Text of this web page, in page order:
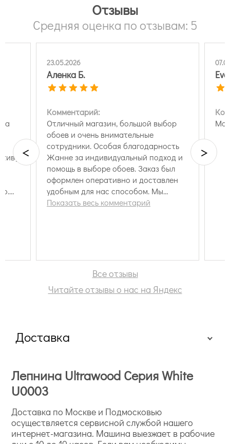
Отзывы
Средняя оценка по отзывам: 5
23.05.2026
Аленка Б.
Комментарий:
Отличный магазин, большой выбор
обоев и очень внимательные
сотрудники. Особая благодарность
Жанне за индивидуальный подход и
помощь в выборе обоев. Заказ был
оформлен оперативно и доставлен
удобным для нас способом. Мы
остались очень довольны и смело его
Показать весь комментарий
< >
Все отзывы
Читайте отзывы о нас на Яндекс
Доставка
Лепнина Ultrawood Серия White
U0003
Доставка по Москве и Подмосковью
осуществляется сервисной службой нашего
интернет-магазина. Машина выезжает в рабочие